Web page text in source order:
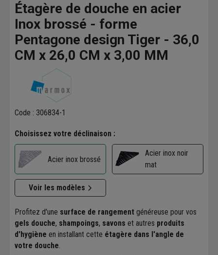
Étagère de douche en acier
Inox brossé - forme
Pentagone design Tiger - 36,0
CM x 26,0 CM x 3,00 MM
Code : 306834-1
Choisissez votre déclinaison :
Acier inox brossé
Acier inox noir
mat
Voir les modèles
Profitez d'une surface de rangement généreuse pour vos
gels douche, shampoings, savons et autres produits
d'hygiène en installant cette étagère dans l'angle de
votre douche.